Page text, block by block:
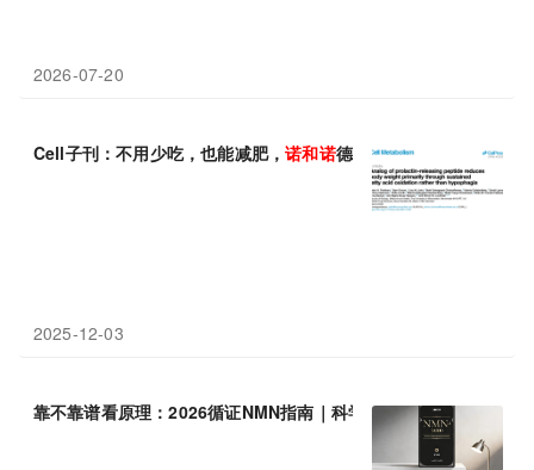
2026-07-20
Cell子刊：不用少吃，也能减肥，诺和诺德开发全新机制减肥药物
2025-12-03
靠不靠谱看原理：2026循证NMN指南｜科学背书+选购指南（泰